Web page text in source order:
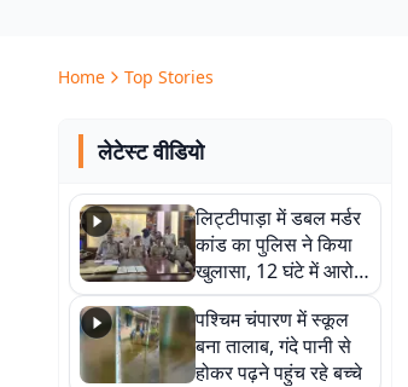
Home Top Stories
लेटेस्ट वीडियो
लिट्टीपाड़ा में डबल मर्डर
कांड का पुलिस ने किया
खुलासा, 12 घंटे में आरोपी
गिरफ्तार
पश्चिम चंपारण में स्कूल
बना तालाब, गंदे पानी से
होकर पढ़ने पहुंच रहे बच्चे